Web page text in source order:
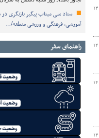
ستاد ملی میناب پیگیر بازنگری
آموزشی، فرهنگی و ورزشی منطقه/…
راهنمای سفر